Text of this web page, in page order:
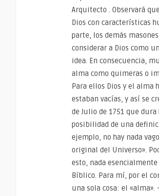
Arquitecto . Observará
Dios con características
parte, los demás
considerar a Dios como
idea. En consecuencia,
alma como quimeras o
Para ellos Dios y el alma
estaban vacías, y así se
de Julio de 1751 que
posibilidad de una
ejemplo, no hay nada
original del Universo».
esto, nada
Bíblico. Para mí, por el
una sola cosa: el